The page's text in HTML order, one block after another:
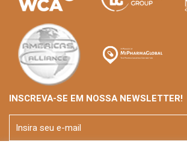
INSCREVA-SE EM NOSSA NEWSLETTER!